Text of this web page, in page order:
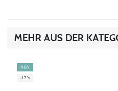
MEHR AUS DER
NEW
-17%